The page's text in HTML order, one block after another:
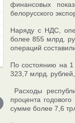
финансовых
белорусского
Наряду с НДС,
более 855 млрд.
операций
По состоянию на 1
323,7 млрд.
Расходы
процента
сумме более 7,6